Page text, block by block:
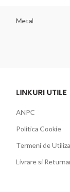
Metal
LINKURI UTILE
ANPC
Politica Cookie
Termeni de
Livrare si